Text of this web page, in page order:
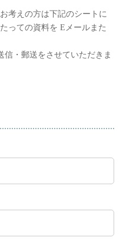
考えの方は下記のシートに
っての資料を Eメールまた
信・郵送をさせていただきま